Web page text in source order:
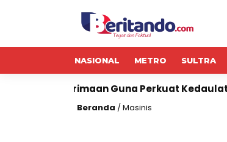
NASIONAL METRO SULTRA
dan Penerimaan Guna Perkuat Kedaulatan
Beranda /Masinis